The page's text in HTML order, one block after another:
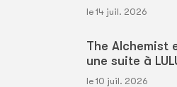
le 14 juil. 2026
The Alchemist
une suite à
le 10 juil. 2026